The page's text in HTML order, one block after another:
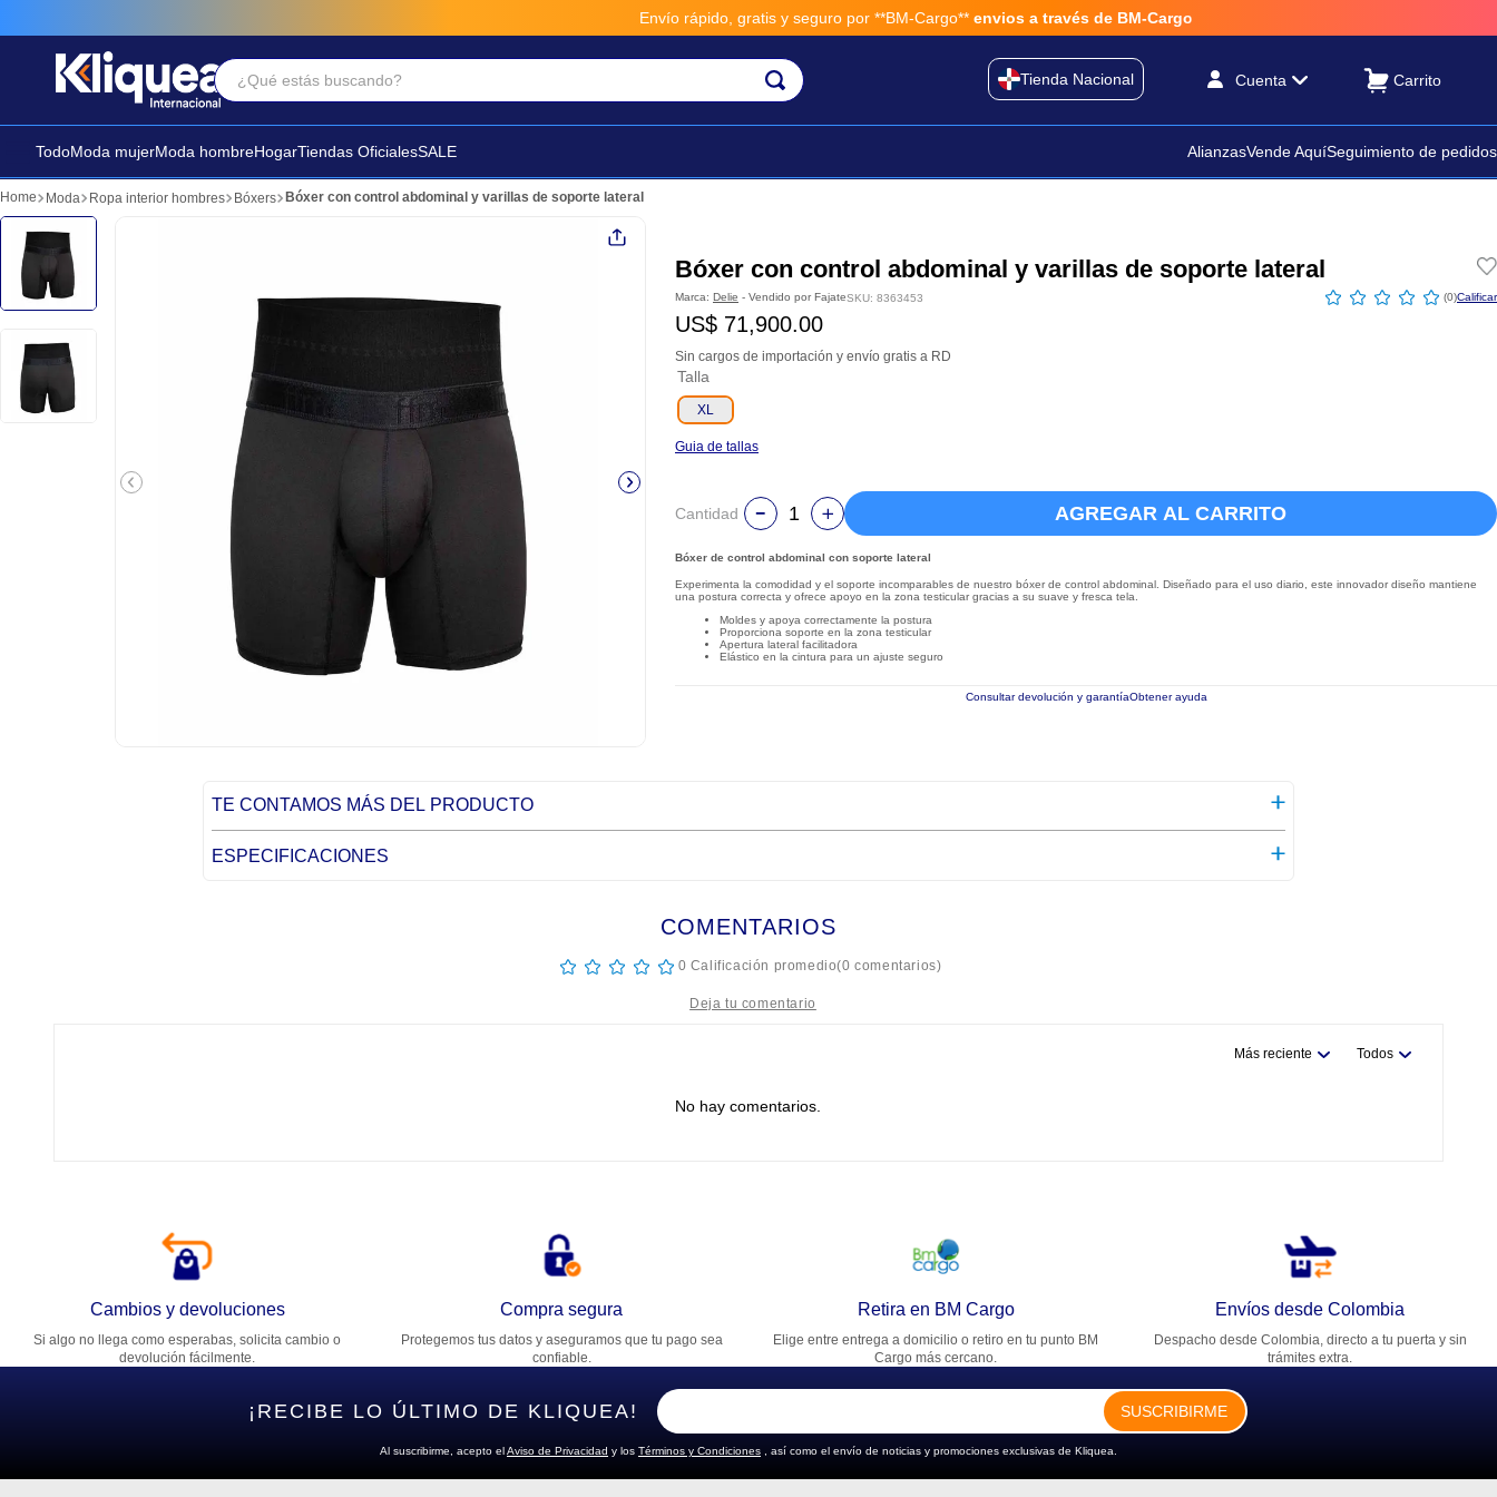
Envío rápido, gratis y seguro por **BM-Cargo** envios a través de BM-Cargo
¿Qué estás buscando?
Tienda Nacional Cuenta
TodoModa mujerModa hombreHogarTiendas OficialesSALE AlianzasVende AquíSeguimiento de pedidos
Moda Ropa interior hombres Bóxers Bóxer con control abdominal y varillas de soporte lateral
Bóxer con control abdominal y varillas de soporte lateral
Marca: Delie - Vendido por FajateSKU: 8363453 ☆ ☆ ☆ ☆ ☆ (0)
US$ 71,900.00
Sin cargos de importación y envío gratis a RD
Talla
XL
Guia de tallas
Cantidad AGREGAR AL CARRITO
Bóxer de control abdominal con soporte lateral
Experimenta la comodidad y el soporte incomparables de nuestro bóxer de control abdominal. Diseñado para el uso diario, este innovador diseño mantiene
una postura correcta y ofrece apoyo en la zona testicular gracias a su suave y fresca tela.
Moldes y apoya correctamente la postura
Proporciona soporte en la zona testicular
Apertura lateral facilitadora
Elástico en la cintura para un ajuste seguro
Consultar devolución y garantíaObtener ayuda
TE CONTAMOS MÁS DEL PRODUCTO
ESPECIFICACIONES
COMENTARIOS
☆ ☆ ☆ ☆ ☆ 0 Calificación promedio(0 comentarios)
Dirección de email
Escribe un comentario
Más reciente Todos
No hay comentarios.
Cambios y devoluciones
Si algo no llega como esperabas, solicita cambio o
devolución fácilmente.
Compra segura
Protegemos tus datos y aseguramos que tu pago sea
confiable.
Retira en BM Cargo
Elige entre entrega a domicilio o retiro en tu punto BM
Cargo más cercano.
Envíos desde Colombia
Despacho desde Colombia, directo a tu puerta y sin
trámites extra.
¡RECIBE LO ÚLTIMO DE KLIQUEA! SUSCRIBIRME
Al suscribirme, acepto elAviso de Privacidad y los Términos y Condiciones , así como el envío de noticias y promociones exclusivas de Kliquea.
Términos Más Buscados
2. futbol